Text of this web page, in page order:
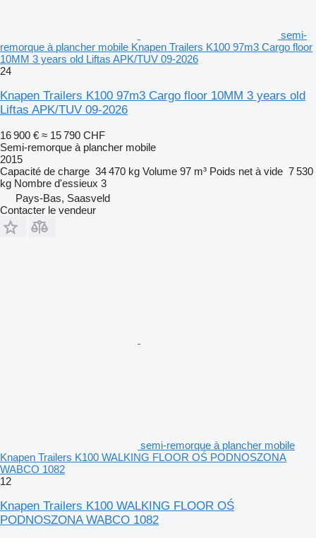
semi-
remorque à plancher mobile Knapen Trailers K100 97m3 Cargo floor
10MM 3 years old Liftas APK/TUV 09-2026
24
Knapen Trailers K100 97m3 Cargo floor 10MM 3 years old
Liftas APK/TUV 09-2026
16 900 € ≈ 15 790 CHF
Semi-remorque à plancher mobile
2015
Capacité de charge 34 470 kg Volume 97 m³ Poids net à vide 7 530
kg Nombre d'essieux 3
Pays-Bas, Saasveld
Contacter le vendeur
semi-remorque à plancher mobile
Knapen Trailers K100 WALKING FLOOR OŚ PODNOSZONA
WABCO 1082
12
Knapen Trailers K100 WALKING FLOOR OŚ
PODNOSZONA WABCO 1082